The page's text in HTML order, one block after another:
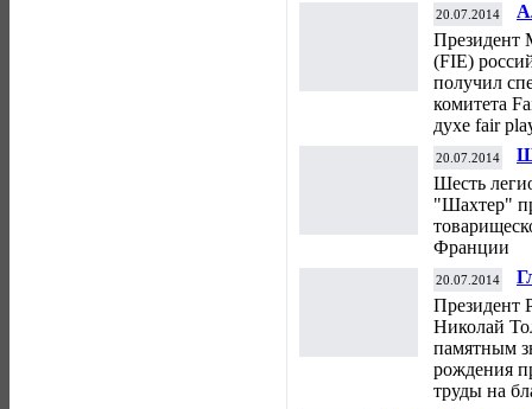
20.07.2014
Президент
(FIE)
получил
комитета
духе fair
20.07.2014
Шесть
"Шахтер"
Франции
20.07.2014
Президент
Николай
памятным
рождения
труды на